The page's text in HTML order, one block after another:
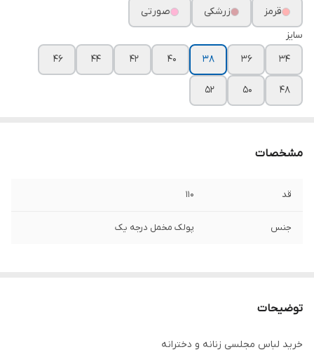
قرمز زرشکی
صورتی
سایز
۳۴
۳۶ ۳۸ ۴۰ ۴۲ ۴۴ ۴۶
۴۸ ۵۰ ۵۲
مشخصات
قد ۱۱۰
جنس پولک مخمل درجه یک
توضیحات
خرید لباس مجلسی زنانه و دخترانه